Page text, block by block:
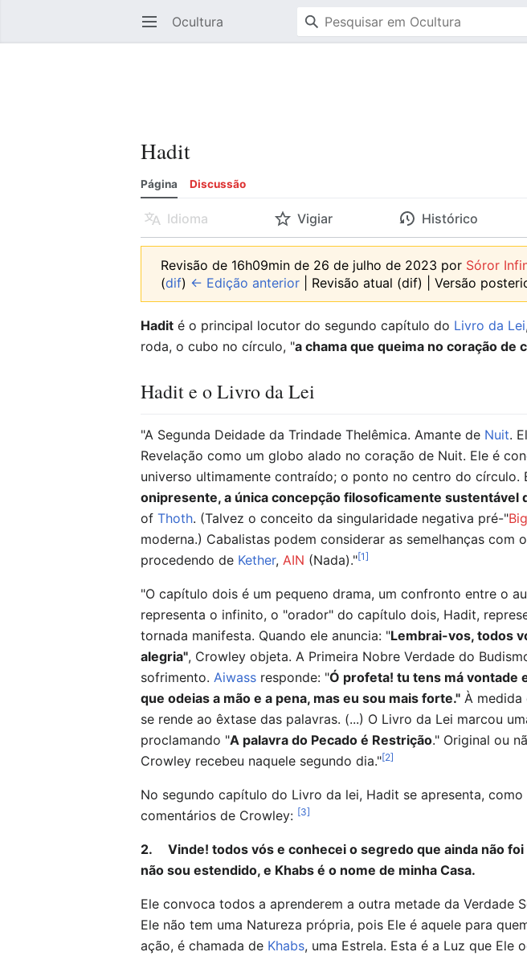
Abrir menu principal Ocultura
Hadit
Página Discussão
Idioma Vigiar Histórico
Revisão de 16h09min de 26 de julho de 2023 por Sóror
(dif) ← Edição anterior | Revisão atual (dif) | Versão
Hadit é o principal locutor do segundo capítulo do Livro da Lei
roda, o cubo no círculo, "a chama que queima no coração de
Hadit e o Livro da Lei
"A Segunda Deidade da Trindade Thelêmica. Amante de Nuit.
Revelação como um globo alado no coração de Nuit. Ele é
universo ultimamente contraído; o ponto no centro do círculo.
onipresente, a única concepção filosoficamente sustentável
ofThoth. (Talvez o conceito da singularidade negativa pré-"
moderna.) Cabalistas podem considerar as semelhanças com
procedendo de Kether,AIN (Nada)."[1]
"O capítulo dois é um pequeno drama, um confronto entre o
representa o infinito, o "orador" do capítulo dois, Hadit,
tornada manifesta. Quando ele anuncia: "Lembrai-vos, todos
alegria", Crowley objeta. A Primeira Nobre Verdade do
sofrimento.Aiwass responde: "Ó profeta! tu tens má vontade
que odeias a mão e a pena, mas eu sou mais forte." À medida
se rende ao êxtase das palavras. (...) O Livro da Lei marcou
proclamando "A palavra do Pecado é Restrição." Original ou
Crowley recebeu naquele segundo dia."[2]
No segundo capítulo do Livro da lei, Hadit se apresenta,
comentários de Crowley: [3]
2. Vinde! todos vós e conhecei o segredo que ainda não foi
não sou estendido, e Khabs é o nome de minha Casa.
Ele convoca todos a aprenderem a outra metade da Verdade
Ele não tem uma Natureza própria, pois Ele é aquele para
ação, é chamada de Khabs, uma Estrela. Esta é a Luz que Ele